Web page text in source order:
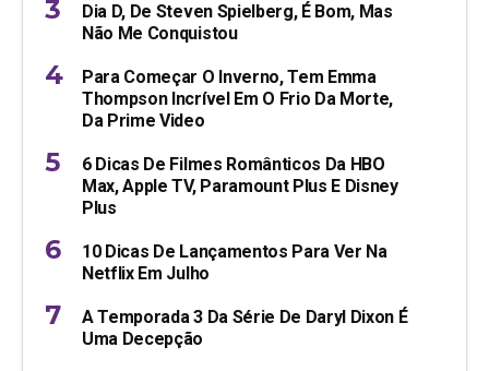
Dia D, De Steven Spielberg, É Bom, Mas
Não Me Conquistou
Para Começar O Inverno, Tem Emma
Thompson Incrível Em O Frio Da Morte,
Da Prime Video
6 Dicas De Filmes Românticos Da HBO
Max, Apple TV, Paramount Plus E Disney
Plus
10 Dicas De Lançamentos Para Ver Na
Netflix Em Julho
A Temporada 3 Da Série De Daryl Dixon É
Uma Decepção